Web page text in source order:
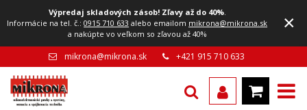
Výpredaj skladových zásob! Zľavy až do 40%.
Informácie na tel. č.:0915 710 633 alebo emailom mikrona@mikrona.sk
a nakúpte vo veľkom so zľavou až 40%
×
mikrona@mikrona.sk +421 915 710 633